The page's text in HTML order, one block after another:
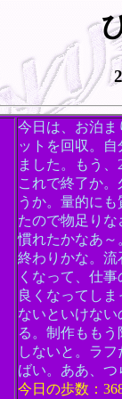
今日は、お泊ま
ットを回収。
ました。もう
これで終了か
うか。量的に
たので物足り
慣れたかなあ
終わりかな。
くなって、仕
良くなってし
ないといけな
る。制作もも
しないと。ラ
ばい。ああ、
今日の歩数：